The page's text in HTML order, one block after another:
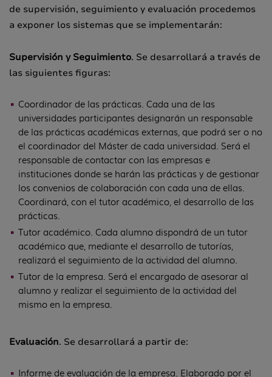
de supervisión, seguimiento y evaluación procedemos
a exponer los sistemas que se implementarán:
Supervisión y Seguimiento. Se desarrollará a través de
las siguientes figuras:
Coordinador de las prácticas. Cada una de las
universidades participantes designarán un responsable
de las prácticas académicas externas, que podrá ser o no
el coordinador del Máster de cada universidad. Será el
responsable de contactar con las empresas e
instituciones donde se harán las prácticas y de gestionar
los convenios de colaboración con cada una de ellas.
Coordinará, con el tutor académico, el desarrollo de las
prácticas.
Tutor académico. Cada alumno dispondrá de un tutor
académico que, mediante el desarrollo de tutorías,
realizará el seguimiento de la actividad del alumno.
Tutor de la empresa. Será el encargado de asesorar al
alumno y realizar el seguimiento de la actividad del
mismo en la empresa.
Evaluación. Se desarrollará a partir de:
Informe de evaluación de la empresa. Elaborado por el